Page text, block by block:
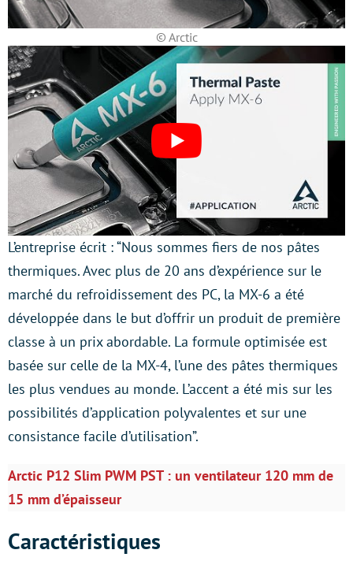
© Arctic
L’entreprise écrit : “Nous sommes fiers de nos pâtes
thermiques. Avec plus de 20 ans d’expérience sur le
marché du refroidissement des PC, la MX-6 a été
développée dans le but d’offrir un produit de première
classe à un prix abordable. La formule optimisée est
basée sur celle de la MX-4, l’une des pâtes thermiques
les plus vendues au monde. L’accent a été mis sur les
possibilités d’application polyvalentes et sur une
consistance facile d’utilisation”.
Arctic P12 Slim PWM PST : un ventilateur 120 mm de
15 mm d’épaisseur
Caractéristiques